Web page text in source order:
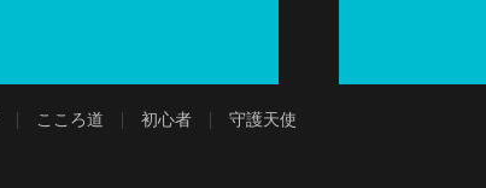
こころ道 初心者 守護天使